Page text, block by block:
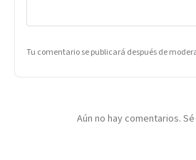
Tu comentario se publicará después de
Aún no hay comentarios.